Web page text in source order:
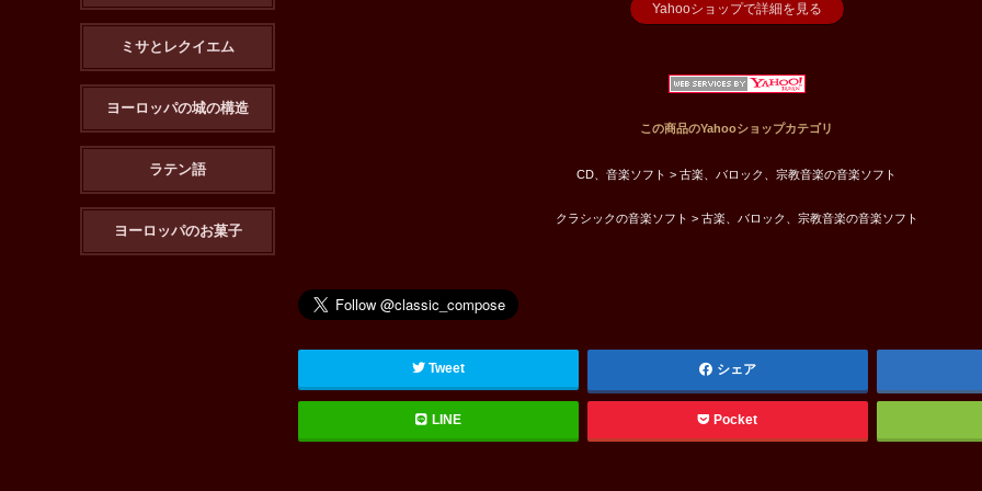
Yahooショップで詳細を見る
この商品のYahooショップカテゴリ
CD、音楽ソフト > 古楽、バロック、宗教音楽の音楽ソフト
クラシックの音楽ソフト > 古楽、バロック、宗教音楽の音楽ソフト
Tweet シェア
LINE Pocket
ミサとレクイエム
ヨーロッパの城の構造
ラテン語
ヨーロッパのお菓子